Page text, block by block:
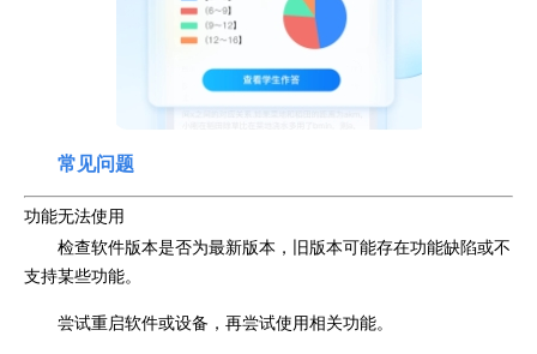
常见问题
功能无法使用
检查软件版本是否为最新版本，旧版本可能存在功能缺陷或不
支持某些功能。
尝试重启软件或设备，再尝试使用相关功能。